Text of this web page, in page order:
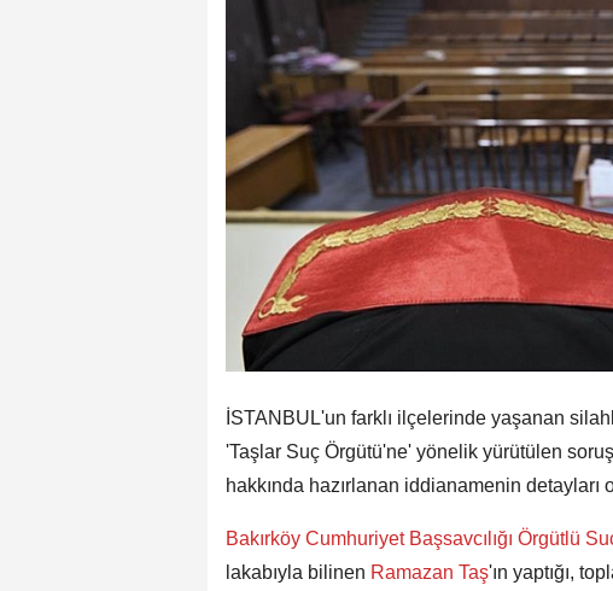
İSTANBUL'un farklı ilçelerinde yaşanan
'Taşlar Suç Örgütü'ne' yönelik yürütülen
hakkında hazırlanan iddianamenin detayları
Bakırköy Cumhuriyet Başsavcılığı Örgütlü
lakabıyla bilinen Ramazan Taş'ın yaptığı,